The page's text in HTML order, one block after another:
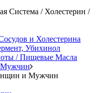
Система / Холестерин /
и Холестерина
Убихинол
/ Пищевые Масла
Мужчин
и Мужчин